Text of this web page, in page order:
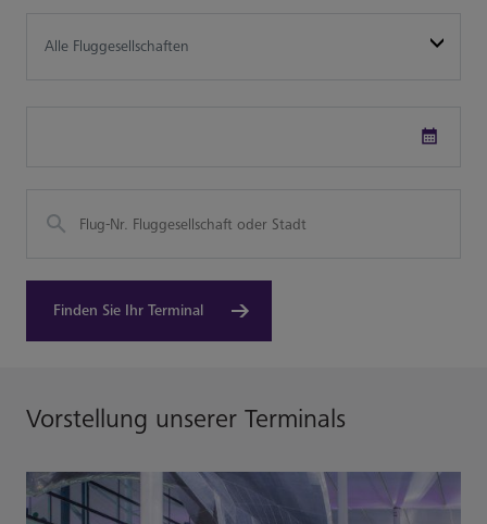
Finden Sie Ihr Terminal
Vorstellung unserer Terminals